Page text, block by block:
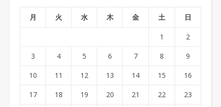
月 火 水 木 金 土 日
1 2
3 4 5 6 7 8 9
10 11 12 13 14 15 16
17 18 19 20 21 22 23